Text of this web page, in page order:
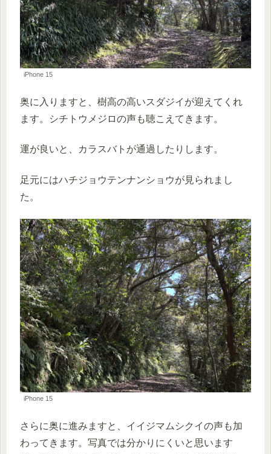
iPhone 15
奥に入りますと、樹高の高いスダジイが迎えてくれ
ます。シチトウメジロの声も聴こえてきます。
運が良いと、カラスバトが通過したりします。
足元にはハチジョウテンナンショウが見られまし
た。
iPhone 15
さらに奥に進みますと、イイジマムシクイの声も加
わってきます。写真では分かりにくいと思います